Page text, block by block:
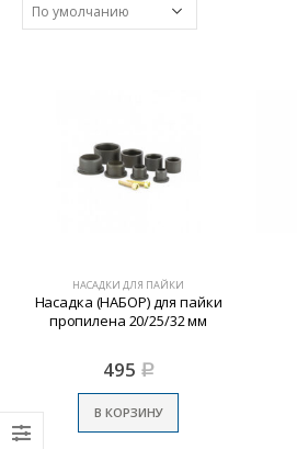
НАСАДКИ ДЛЯ ПАЙКИ
Насадка (НАБОР) для пайки
пропилена 20/25/32 мм
495 Р
В КОРЗИНУ